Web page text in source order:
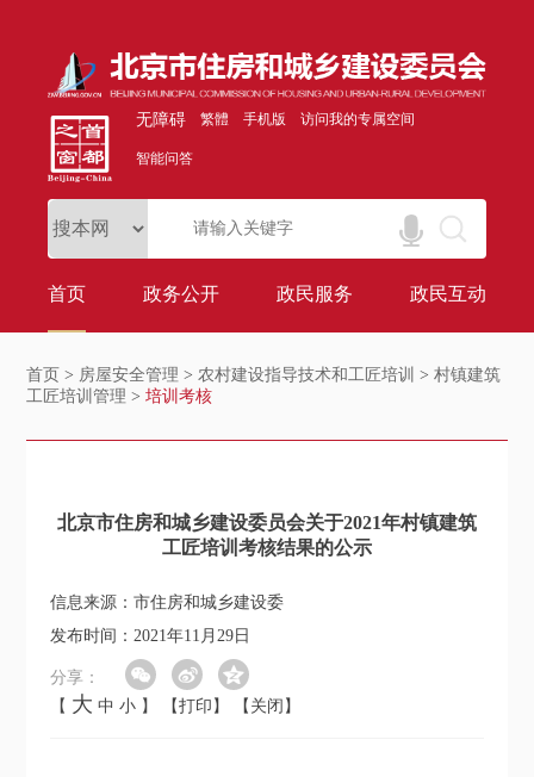
无障碍 繁體 手机版 访问我的专属空间
智能问答
首页 政务公开 政民服务 政民互动
首页 > 房屋安全管理 >农村建设指导技术和工匠培训 >村镇建筑
工匠培训管理 >培训考核
北京市住房和城乡建设委员会关于2021年村镇建筑
工匠培训考核结果的公示
信息来源：市住房和城乡建设委
发布时间：2021年11月29日
分享：
【 大 中 小 】 【打印】 【关闭】